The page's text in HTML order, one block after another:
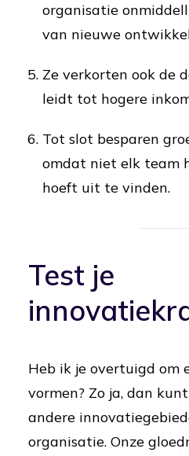
organisatie
van nieuwe
Ze verkorten ook de
leidt tot hogere
Tot slot besparen
omdat niet elk team
hoeft uit te vinden.
Test je
Heb ik je overtuigd om
vormen? Zo ja, dan
andere
organisatie. Onze